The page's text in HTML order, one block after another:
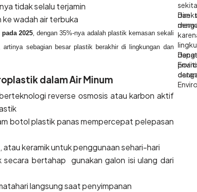
tidak selalu terjamin
wadah air terbuka
2025, dengan 35%-nya adalah plastik kemasan sekali
sebagian besar plastik berakhir di lingkungan dan
dalam Air Minum
reverse osmosis atau karbon aktif
botol plastik panas mempercepat pelepasan
atau keramik untuk penggunaan sehari-hari
bertahap gunakan galon isi ulang dari
langsung saat penyimpanan
dan